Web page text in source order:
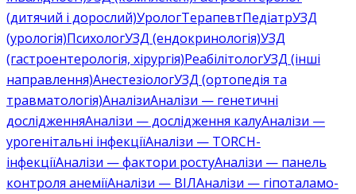
(дитячий і дорослий)УрологТерапевтПедіатрУЗД
(урологія)ПсихологУЗД (ендокринологія)УЗД
(гастроентерологія, хірургія)РеабілітологУЗД (інші
направлення)АнестезіологУЗД (ортопедія та
травматологія)АналізиАналізи — генетичні
дослідженняАналізи — дослідження калуАналізи —
урогенітальні інфекціїАналізи — TORCH-
інфекціїАналізи — фактори ростуАналізи — панель
контроля анеміїАналізи — ВІЛАналізи — гіпоталамо-